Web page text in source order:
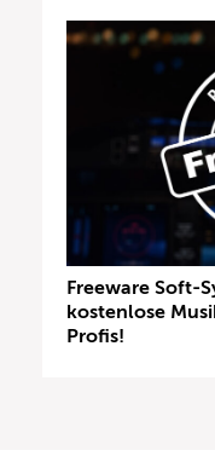
Freeware Soft-
kostenlose
Profis!